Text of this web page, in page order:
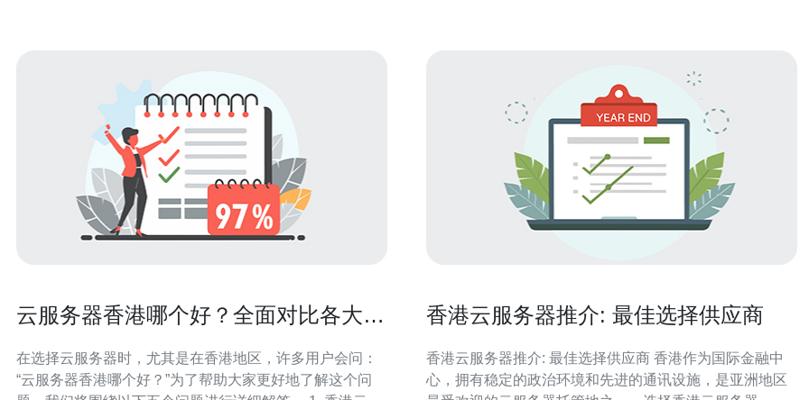
云服务器香港哪个好？全面对比各大品
在选择云服务器时，尤其是在香港地区，许多用户会问：
“云服务器香港哪个好？”为了帮助大家更好地了解这个问
香港云服务器推介: 最佳选择供应商
香港云服务器推介: 最佳选择供应商 香港作为国际金融中
心，拥有稳定的政治环境和先进的通讯设施，是亚洲地区